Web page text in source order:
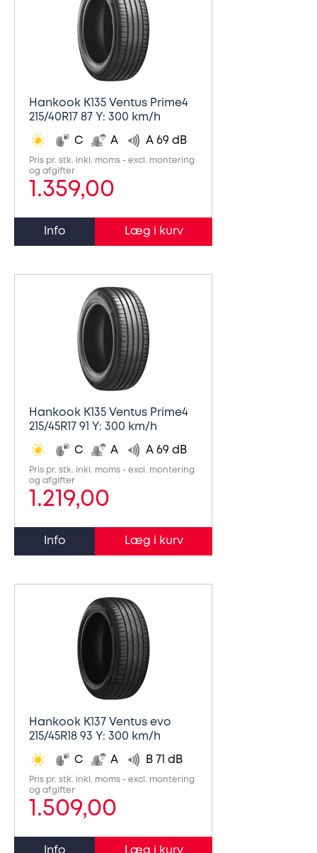
Hankook K135 Ventus Prime4
215/40R17 87 Y: 300 km/h
C A A 69 dB
Pris pr. stk. inkl. moms - excl. montering
og afgifter
1.359,00
Info
Hankook K135 Ventus Prime4
215/45R17 91 Y: 300 km/h
C A A 69 dB
Pris pr. stk. inkl. moms - excl. montering
og afgifter
1.219,00
Info
Hankook K137 Ventus evo
215/45R18 93 Y: 300 km/h
C A B 71 dB
Pris pr. stk. inkl. moms - excl. montering
og afgifter
1.509,00
Info